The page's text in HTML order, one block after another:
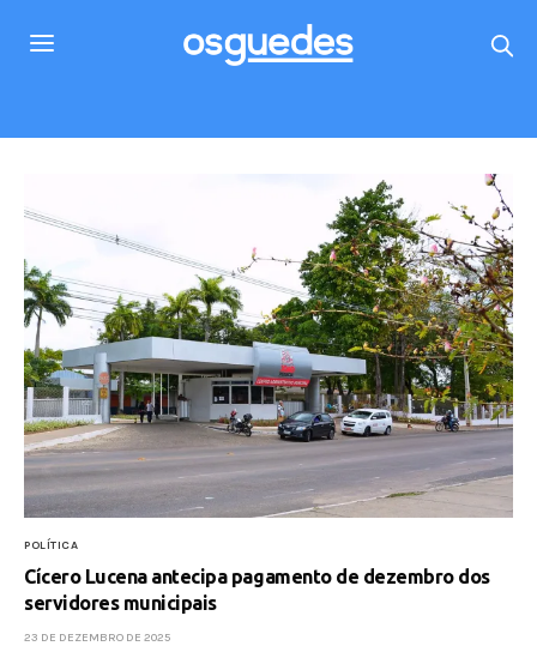
POLÍTICA
Cícero Lucena antecipa pagamento de dezembro dos
servidores municipais
23 DE DEZEMBRO DE 2025